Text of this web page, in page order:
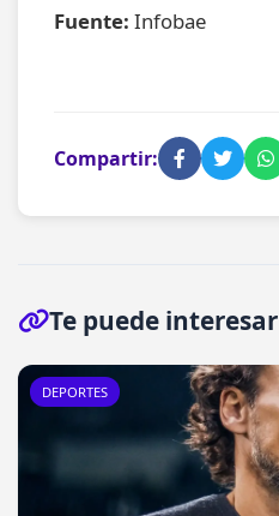
Fuente: Infobae
Compartir:
Te puede interesar
DEPORTES